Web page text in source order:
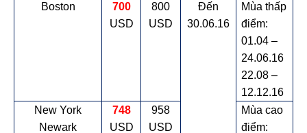
Boston
700
USD
800
USD
Đến
30.06.16
Mùa thấp
điểm:
01.04 –
24.06.16
22.08 –
12.12.16
New York
Newark
748
USD
958
USD
Mùa cao
điểm: